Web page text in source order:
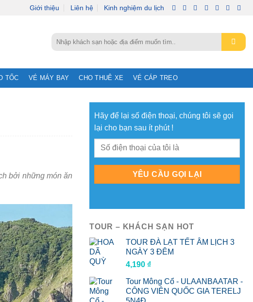
Giới thiệu Liên hệ Kinh nghiệm du lịch
Tìm
kiếm:
TỐC VÉ MÁY BAY CHO THUÊ XE VÉ CÁP TREO
bởi những món ăn
Hãy để lại số điện thoại, chúng tôi sẽ gọi
lại cho bạn sau ít phút !
TOUR – KHÁCH SẠN HOT
TOUR ĐÀ LẠT TẾT ÂM LỊCH 3
NGÀY 3 ĐÊM
4,190 ₫
Tour Mông Cổ - ULAANBAATAR -
CÔNG VIÊN QUỐC GIA TERELJ